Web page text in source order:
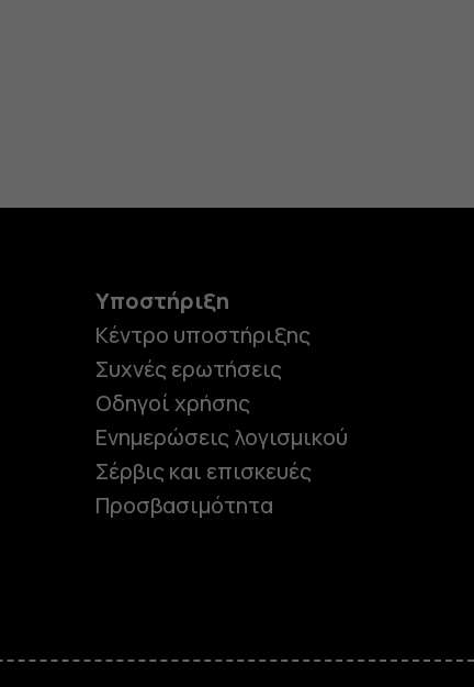
Υποστήριξη
Κέντρο υποστήριξης
Συχνές ερωτήσεις
Οδηγοί χρήσης
Ενημερώσεις λογισμικού
Σέρβις και επισκευές
Προσβασιμότητα